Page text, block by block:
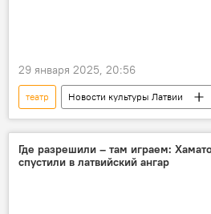
29 января 2025, 20:56
театр Новости культуры Латвии
Где разрешили – там играем:
спустили в латвийский ангар